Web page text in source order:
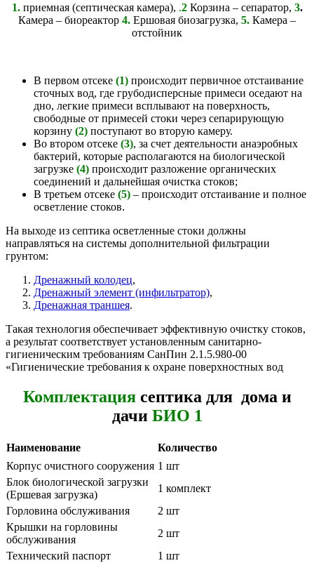
1.приемная (септическая камера), .2Корзина – сепаратор, 3.
Камера – биореактор 4. Ершовая биозагрузка, 5. Камера –
отстойник
В первом отсеке (1) происходит первичное отстаивание
сточных вод, где грубодисперсные примеси оседают на
дно, легкие примеси всплывают на поверхность,
свободные от примесей стоки через сепарирующую
корзину (2) поступают во вторую камеру.
Во втором отсеке (3), за счет деятельности анаэробных
бактерий, которые располагаются на биологической
загрузке (4) происходит разложение органических
соединений и дальнейшая очистка стоков;
В третьем отсеке (5) – происходит отстаивание и полное
осветление стоков.
На выходе из септика осветленные стоки должны
направляться на системы дополнительной фильтрации
грунтом:
Дренажный колодец,
Дренажный элемент (инфильтратор),
Дренажная траншея.
Такая технология обеспечивает эффективную очистку стоков,
а результат соответствует установленным санитарно-
гигиеническим требованиям СанПин 2.1.5.980-00
«Гигиенические требования к охране поверхностных вод
Комплектациясептика для дома и
дачи БИО 1
Наименование
Количество
Корпус очистного сооружения 1 шт
Блок биологической загрузки
(Ершевая загрузка)
1 комплект
Горловина обслуживания
2 шт
Крышки на горловины
обслуживания
2 шт
Технический паспорт
1 шт